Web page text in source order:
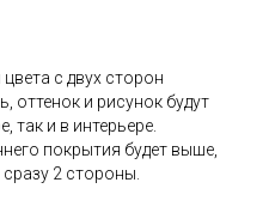
с двух сторон
оттенок и рисунок будут
так и в интерьере.
покрытия будет выше,
сразу 2 стороны.